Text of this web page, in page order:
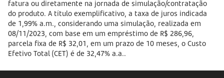
fatura ou diretamente na jornada de simulação/contratação
do produto. A título exemplificativo, a taxa de juros indicada
de 1,99% a.m., considerando uma simulação, realizada em
08/11/2023, com base em um empréstimo de R$ 286,96,
parcela fixa de R$ 32,01, em um prazo de 10 meses, o Custo
Efetivo Total (CET) é de 32,47% a.a..